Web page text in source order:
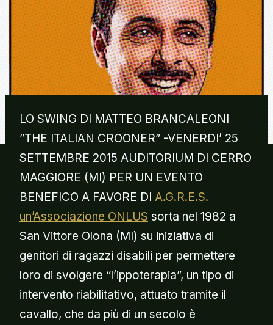
LO SWING DI MATTEO BRANCALEONI
”THE ITALIAN CROONER” -VENERDI’ 25
SETTEMBRE 2015 AUDITORIUM DI CERRO
MAGGIORE (MI) PER UN EVENTO
BENEFICO A FAVORE DI A.G.R.E.S.
un’Associazione ONLUS sorta nel 1982 a
San Vittore Olona (MI) su iniziativa di
genitori di ragazzi disabili per permettere
loro di svolgere “l’ippoterapia”, un tipo di
intervento riabilitativo, attuato tramite il
cavallo, che da più di un secolo è